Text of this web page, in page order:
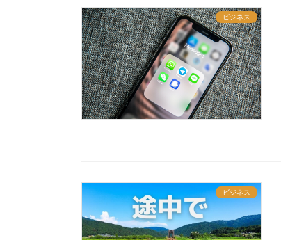
ビジネス
ビジネス